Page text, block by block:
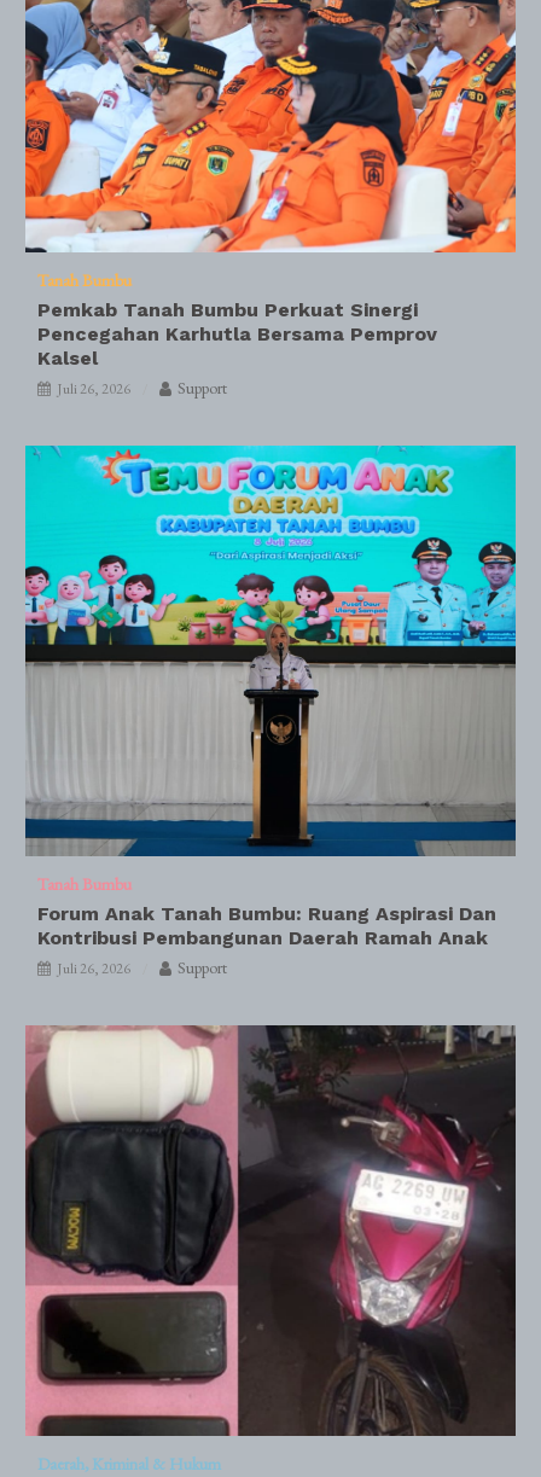
Tanah Bumbu
Pemkab Tanah Bumbu Perkuat Sinergi
Pencegahan Karhutla Bersama Pemprov
Kalsel
Juli 26, 2026 Support
Tanah Bumbu
Forum Anak Tanah Bumbu: Ruang Aspirasi Dan
Kontribusi Pembangunan Daerah Ramah Anak
Juli 26, 2026 Support
Daerah Kriminal & Hukum